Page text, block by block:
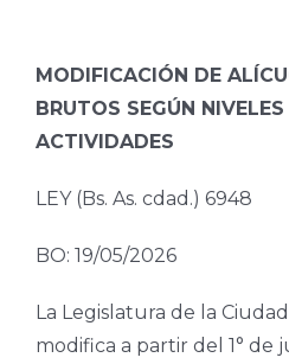
MODIFICACIÓN DE
BRUTOS SEGÚN
ACTIVIDADES
LEY (Bs. As. cdad.) 6948
BO: 19/05/2026
La Legislatura de la
modifica a partir del 1° de